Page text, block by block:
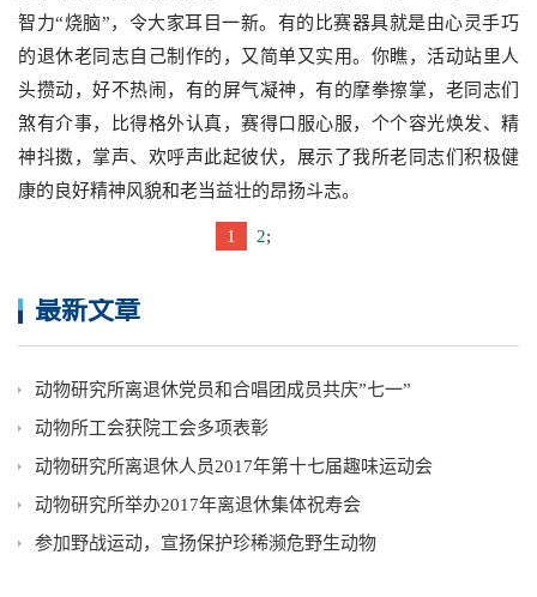
智力“烧脑”，令大家耳目一新。有的比赛器具就是由心灵手巧
的退休老同志自己制作的，又简单又实用。你瞧，活动站里人
头攒动，好不热闹，有的屏气凝神，有的摩拳擦掌，老同志们
煞有介事，比得格外认真，赛得口服心服，个个容光焕发、精
神抖擞，掌声、欢呼声此起彼伏，展示了我所老同志们积极健
康的良好精神风貌和老当益壮的昂扬斗志。
1 2;
最新文章
动物研究所离退休党员和合唱团成员共庆”七一”
动物所工会获院工会多项表彰
动物研究所离退休人员2017年第十七届趣味运动会
动物研究所举办2017年离退休集体祝寿会
参加野战运动，宣扬保护珍稀濒危野生动物